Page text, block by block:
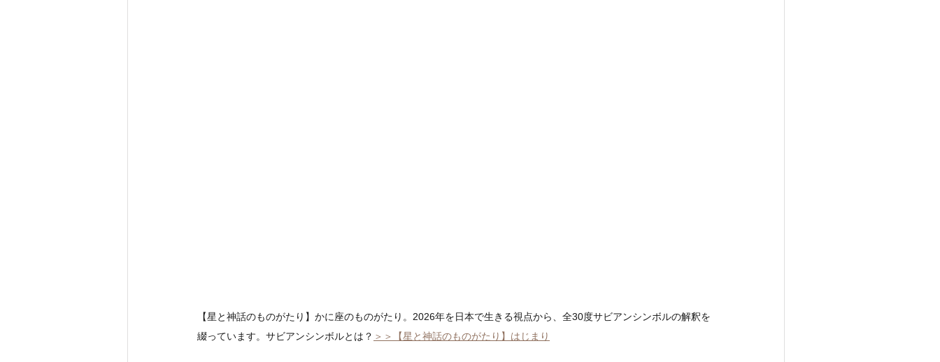
【星と神話のものがたり】かに座のものがたり。2026年を日本で生きる視点から、全30度サビアンシンボルの解釈を
綴っています。サビアンシンボルとは？ ＞＞【星と神話のものがたり】はじまり